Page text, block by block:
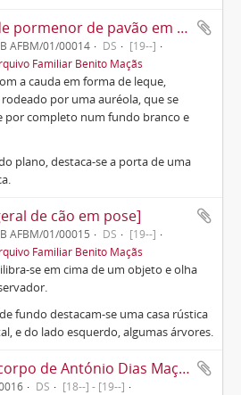
[Plano de pormenor de pavão em pose]
AFBM/01/00014 DS
[19--]
Familiar Benito Maçãs
a cauda em forma de leque,
por uma auréola, que se
por completo num fundo branco e
plano, destaca-se a porta de uma
de cão em pose]
AFBM/01/00015 DS
[19--]
Familiar Benito Maçãs
se em cima de um objeto e olha
fundo destacam-se uma casa rústica
e do lado esquerdo, algumas árvores.
[Retrato de meio corpo de António Dias Maçãs]
DS
[18--] - [19--]